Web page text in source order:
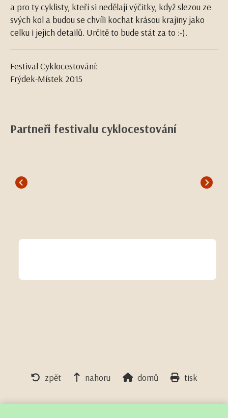
a pro ty cyklisty, kteří si nedělají výčitky, když slezou ze
svých kol a budou se chvíli kochat krásou krajiny jako
celku i jejich detailů. Určitě to bude stát za to :-).
Festival Cyklocestování:
Frýdek-Místek 2015
Partneři festivalu cyklocestování
zpět nahoru domů tisk